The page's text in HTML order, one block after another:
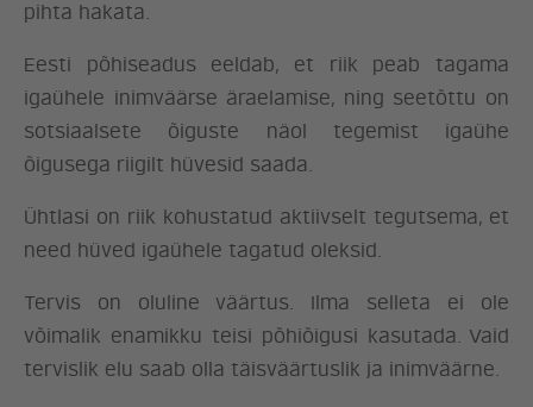
pihta hakata.
Eesti põhiseadus eeldab, et riik peab tagama
igaühele inimväärse äraelamise, ning seetõttu on
sotsiaalsete õiguste näol tegemist igaühe
õigusega riigilt hüvesid saada.
Ühtlasi on riik kohustatud aktiivselt tegutsema, et
need hüved igaühele tagatud oleksid.
Tervis on oluline väärtus. Ilma selleta ei ole
võimalik enamikku teisi põhiõigusi kasutada. Vaid
tervislik elu saab olla täisväärtuslik ja inimväärne.